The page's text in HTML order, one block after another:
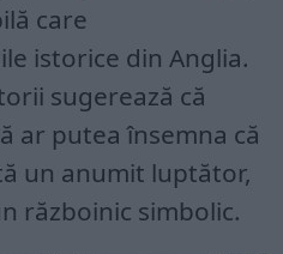
care
istorice din Anglia.
sugerează că
ar putea însemna că
un anumit luptător,
războinic simbolic.